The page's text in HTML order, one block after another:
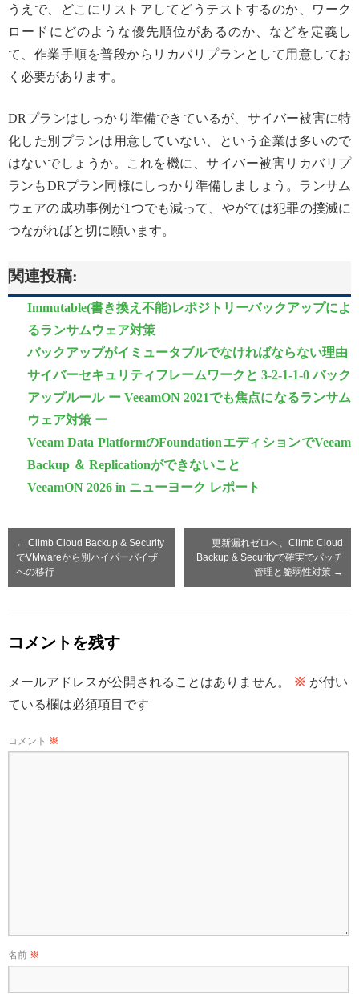
うえで、どこにリストアしてどうテストするのか、ワーク
ロードにどのような優先順位があるのか、などを定義し
て、作業手順を普段からリカバリプランとして用意してお
く必要があります。
DRプランはしっかり準備できているが、サイバー被害に特
化した別プランは用意していない、という企業は多いので
はないでしょうか。これを機に、サイバー被害リカバリプ
ランもDRプラン同様にしっかり準備しましょう。ランサム
ウェアの成功事例が1つでも減って、やがては犯罪の撲滅に
つながればと切に願います。
関連投稿:
Immutable(書き換え不能)レポジトリーバックアップによ
るランサムウェア対策
バックアップがイミュータブルでなければならない理由
サイバーセキュリティフレームワークと 3-2-1-1-0 バック
アップルール ー VeeamON 2021でも焦点になるランサム
ウェア対策 ー
Veeam Data PlatformのFoundationエディションでVeeam
Backup ＆ Replicationができないこと
VeeamON 2026 in ニューヨーク レポート
← Climb Cloud Backup & Security
でVMwareから別ハイパーバイザ
への移行
更新漏れゼロへ、Climb Cloud
Backup & Securityで確実でパッチ
管理と脆弱性対策 →
コメントを残す
メールアドレスが公開されることはありません。 ※ が付い
ている欄は必須項目です
コメント ※
名前 ※